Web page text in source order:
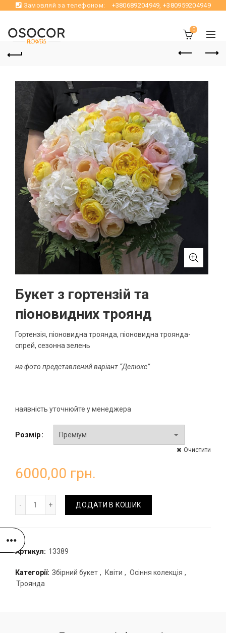
Замовляй за телефоном: +380689204949,+380959204949
0
Букет з гортензій та
піоновидних троянд
Гортензія, піоновидна троянда, піоновидна троянда-
спрей, сезонна зелень
на фото представлений варіант “Делюкс”
наявність уточнюйте у менеджера
Розмір
Очистити
6000,00 грн.
ДОДАТИ В КОШИК
Артикул: 13389
Категорії: Збірний букет , Квіти , Осіння колекція ,
Троянда